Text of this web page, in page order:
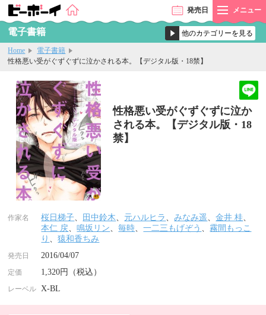
発売日 メニュー
電子書籍
Home
電子書籍
性格悪い受がぐずぐずに泣かされる本。【デジタル版・18禁】
性格悪い受がぐずぐずに泣か
される本。【デジタル版・18
禁】
作家名 桜日梯子、 田中鈴木、 元ハルヒラ 、みなみ遥、金井 桂、
本仁 戻、鳴坂リン、毎時、一二三もげぞう 、霧間もっこ
り 、猿和香ちみ
発売日 2016/04/07
定価 1,320円（税込）
レーベル X-BL